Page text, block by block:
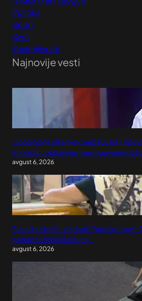
Politika
Sport
Svet
Zanimljivosti
Najnovije vesti
Opozicione stranke o napadu na
kontroli, uobičajeno nereagovanje
avgust 6, 2026
Planuli turistički vaučeri: Podeljeno
penzioneri najviše putuju
avgust 6, 2026